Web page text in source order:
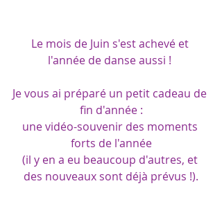
Le mois de Juin s'est achevé et
l'année de danse aussi !
Je vous ai préparé un petit cadeau de
fin d'année :
une vidéo-souvenir des moments
forts de l'année
(il y en a eu beaucoup d'autres, et
des nouveaux sont déjà prévus !).